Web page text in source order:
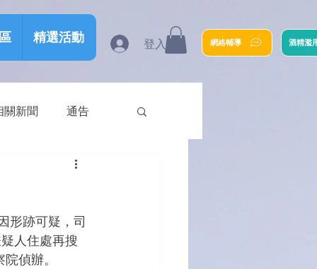
精選活動 登入 網絡輔導 酒精濫
關新聞 通告
形跡可疑，司
人住處再搜
偵辦。